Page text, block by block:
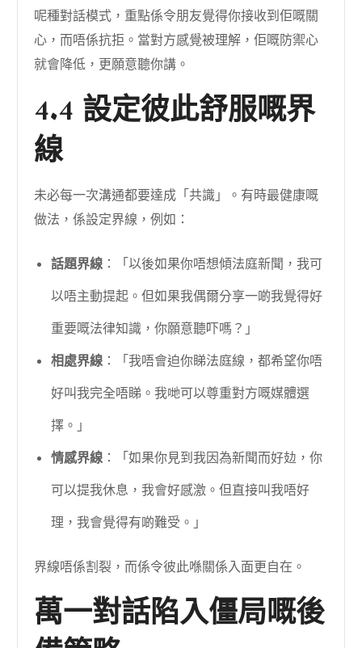
呢種對話模式，重點係令朋友覺得你接收到佢嘅關
心，而唔係抗拒。當對方感覺被理解，佢嘅防禦心
就會降低，更願意聽你講。
4.4 設定彼此舒服嘅界
線
未必每一次溝通都要達成「共識」。有時最健康嘅
做法，係設定界線，例如：
話題界線 ：「以後如果你唔想傾法庭新聞，我可
以唔主動提起。但如果我偶爾分享一啲我覺得好
重要嘅法律知識，你願意聽吓嗎？」
相處界線 ：「我唔會迫你睇法庭線，都希望你唔
好叫我完全唔睇。我哋可以尊重對方嘅媒體選
擇。」
情感界線 ：「如果你見到我因為新聞而好攰，你
可以提我休息，我會好感激。但直接叫我唔好
理，我會覺得有啲難受。」
界線唔係割裂，而係令彼此喺關係入面更自在。
萬一對話陷入僵局嘅後